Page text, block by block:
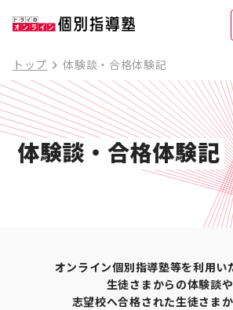
トップ 体験談・合格体験記
体験談・合格体験記
オンライン個別指導塾等を利用い
生徒さまからの体験談や
志望校へ合格された生徒さま